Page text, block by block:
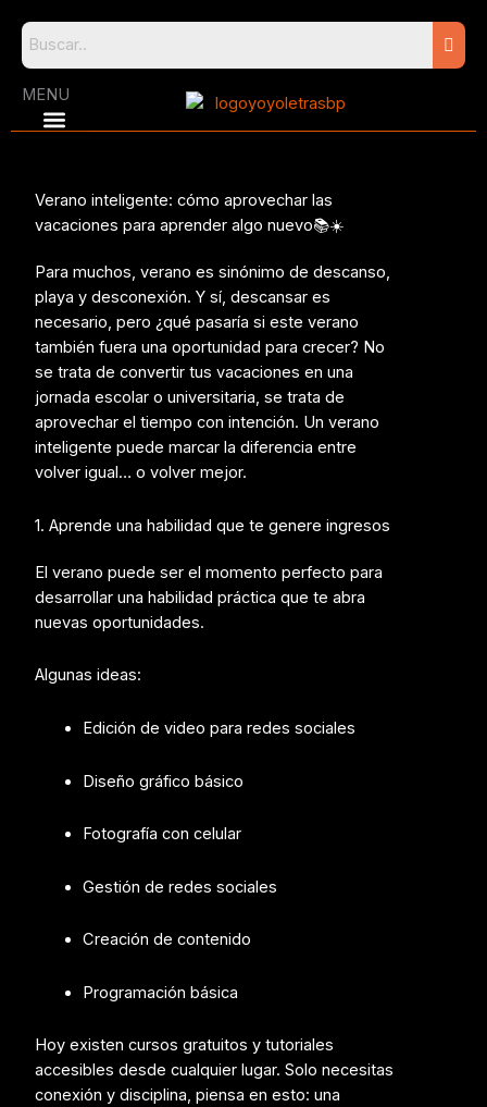
content
MENU
Verano inteligente: cómo aprovechar las
vacaciones para aprender algo nuevo📚☀️
Para muchos, verano es sinónimo de descanso,
playa y desconexión. Y sí, descansar es
necesario, pero ¿qué pasaría si este verano
también fuera una oportunidad para crecer? No
se trata de convertir tus vacaciones en una
jornada escolar o universitaria, se trata de
aprovechar el tiempo con intención. Un verano
inteligente puede marcar la diferencia entre
volver igual… o volver mejor.
1. Aprende una habilidad que te genere ingresos
El verano puede ser el momento perfecto para
desarrollar una habilidad práctica que te abra
nuevas oportunidades.
Algunas ideas:
Edición de video para redes sociales
Diseño gráfico básico
Fotografía con celular
Gestión de redes sociales
Creación de contenido
Programación básica
Hoy existen cursos gratuitos y tutoriales
accesibles desde cualquier lugar. Solo necesitas
conexión y disciplina, piensa en esto: una